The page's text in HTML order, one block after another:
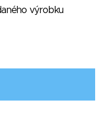
výrobku